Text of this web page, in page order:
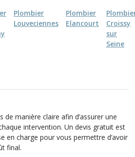
Plombier
Louveciennes
Plombier
Elancourt
Croissy
sur
Seine
manière claire afin d’assurer une
intervention. Un devis gratuit est
en charge pour vous permettre d’avoir
final.